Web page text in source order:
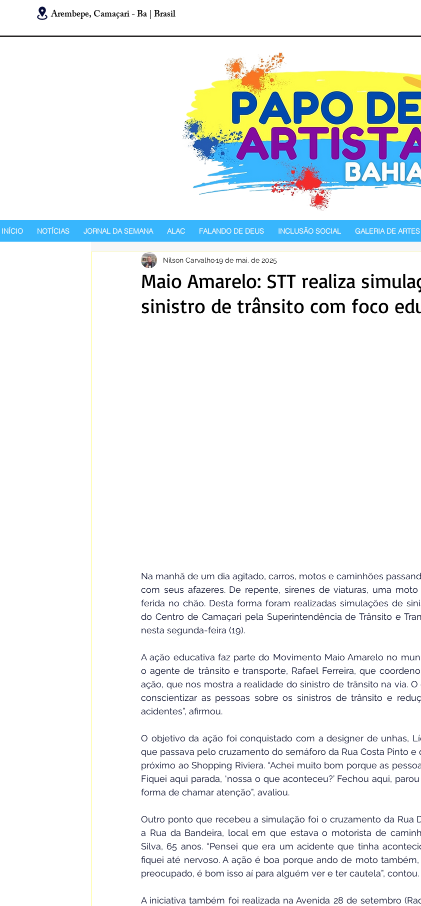
Arembepe, Camaçari - Ba | Brasil
INÍCIO NOTÍCIAS JORNAL DA SEMANA ALAC FALANDO DE DEUS INCLUSÃO SOCIAL GALERIA DE ARTES
Maio Amarelo: STT realiza
sinistro de trânsito com foco
Nilson Carvalho19 de mai. de 2025
Na manhã de um dia agitado, carros, motos e caminhões
com seus afazeres. De repente, sirenes de viaturas, uma
ferida no chão. Desta forma foram realizadas simulações de
do Centro de Camaçari pela Superintendência de Trânsito e
nesta segunda-feira (19).
A ação educativa faz parte do Movimento Maio Amarelo no
o agente de trânsito e transporte, Rafael Ferreira, que
ação, que nos mostra a realidade do sinistro de trânsito na via.
conscientizar as pessoas sobre os sinistros de trânsito e
acidentes”, afirmou.
O objetivo da ação foi conquistado com a designer de unhas,
que passava pelo cruzamento do semáforo da Rua Costa Pinto e
próximo ao Shopping Riviera. “Achei muito bom porque as
Fiquei aqui parada, ‘nossa o que aconteceu?’ Fechou aqui,
forma de chamar atenção”, avaliou.
Outro ponto que recebeu a simulação foi o cruzamento da Rua
a Rua da Bandeira, local em que estava o motorista de
Silva, 65 anos. “Pensei que era um acidente que tinha
fiquei até nervoso. A ação é boa porque ando de moto
preocupado, é bom isso aí para alguém ver e ter cautela”, contou.
A iniciativa também foi realizada na Avenida 28 de setembro